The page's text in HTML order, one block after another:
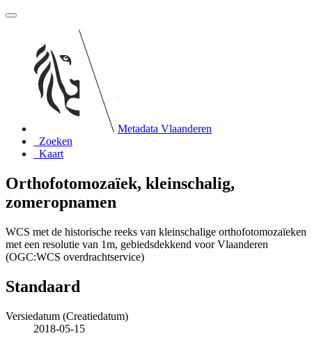
Metadata Vlaanderen
Zoeken
Kaart
Orthofotomozaïek, kleinschalig,
zomeropnamen
WCS met de historische reeks van kleinschalige orthofotomozaïeken
met een resolutie van 1m, gebiedsdekkend voor Vlaanderen
(OGC:WCS overdrachtservice)
Standaard
Versiedatum (Creatiedatum)
2018-05-15